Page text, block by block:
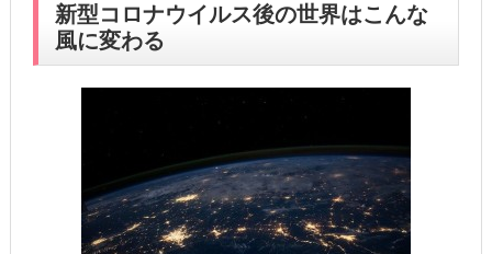
新型コロナウイルス後の世界はこんな
風に変わる